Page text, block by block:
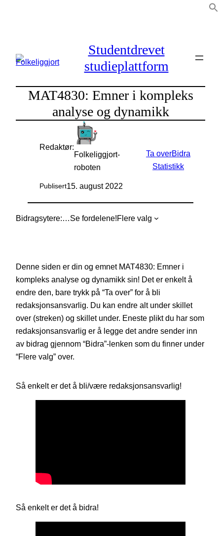
Studentdrevet
studieplattform
MAT4830: Emner i kompleks
analyse og dynamikk
Redaktør:
Folkeliggjort-
roboten
Publisert15. august 2022
Ta overBidra
Statistikk
Bidragsytere: Se fordelene!Flere valg
Denne siden er din og emnet MAT4830: Emner i
kompleks analyse og dynamikk sin! Det er enkelt å
endre den, bare trykk på “Ta over” for å bli
redaksjonsansvarlig. Du kan endre alt under skillet
over (streken) og skillet under. Eneste plikt du har som
redaksjonsansvarlig er å legge det andre sender inn
av bidrag gjennom “Bidra”-lenken som du finner under
“Flere valg” over.
Så enkelt er det å bli/være redaksjonsansvarlig!
Så enkelt er det å bidra!